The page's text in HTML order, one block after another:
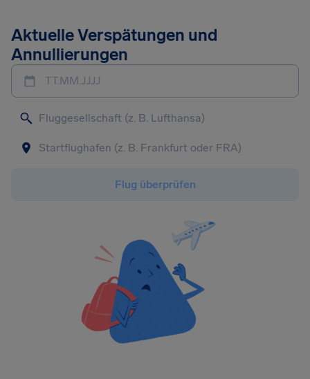
Aktuelle Verspätungen und
Annullierungen
TT.MM.JJJJ
Flug überprüfen